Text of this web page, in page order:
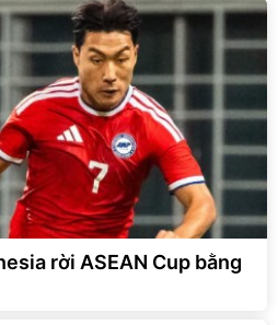
rời ASEAN Cup bằng